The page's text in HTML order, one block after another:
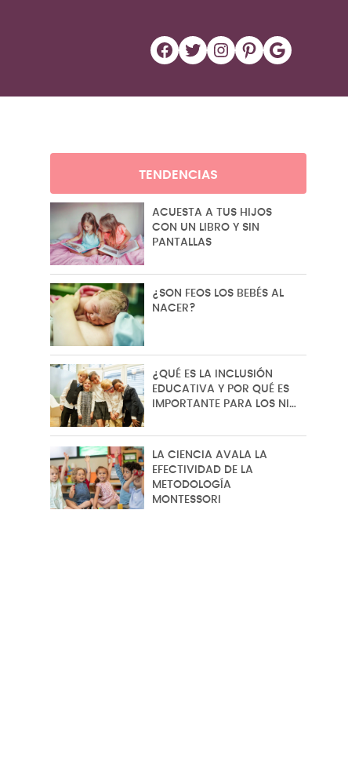
Facebook Twitter Instagram Pinterest Google
TENDENCIAS
ACUESTA A TUS HIJOS
CON UN LIBRO Y SIN
PANTALLAS
¿SON FEOS LOS BEBÉS AL
NACER?
¿QUÉ ES LA INCLUSIÓN
EDUCATIVA Y POR QUÉ ES
IMPORTANTE PARA LOS NI…
LA CIENCIA AVALA LA
EFECTIVIDAD DE LA
METODOLOGÍA
MONTESSORI